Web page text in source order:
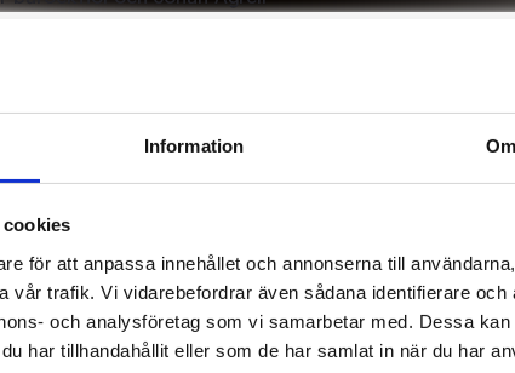
Information Om
för att anpassa innehållet och annonserna till
vår trafik. Vi vidarebefordrar även sådana identifierare och
och analysföretag som vi samarbetar med. Dessa
har tillhandahållit eller som de har samlat in när du har